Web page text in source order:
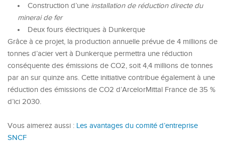
Construction d’une installation de réduction directe du
minerai de fer
Deux fours électriques à Dunkerque
Grâce à ce projet, la production annuelle prévue de 4 millions de
tonnes d’acier vert à Dunkerque permettra une réduction
conséquente des émissions de CO2, soit 4,4 millions de tonnes
par an sur quinze ans. Cette initiative contribue également à une
réduction des émissions de CO2 d’ArcelorMittal France de 35 %
d’ici 2030.
Vous aimerez aussi : Les avantages du comité d’entreprise
SNCF